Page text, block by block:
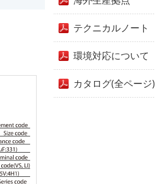
テクニカルノート
環境対応について
カタログ(全ページ)